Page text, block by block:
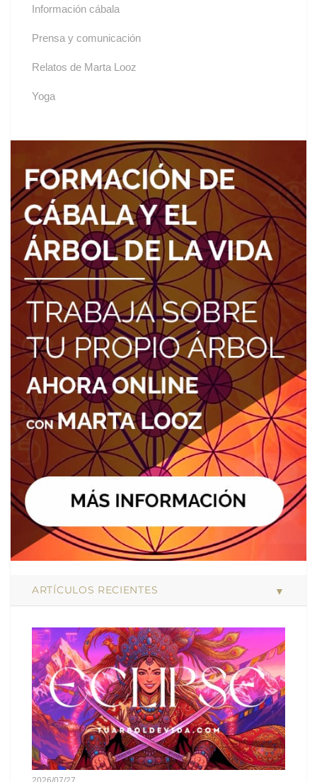
Información cábala
Prensa y comunicación
Relatos de Marta Looz
Yoga
ARTÍCULOS RECIENTES